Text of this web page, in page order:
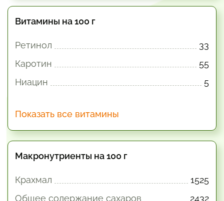
Витамины на 100 г
Ретинол
33
Каротин
55
Ниацин
5
Показать все витамины
Макронутриенты на 100 г
Крахмал
1525
Общее содержание сахаров
2432